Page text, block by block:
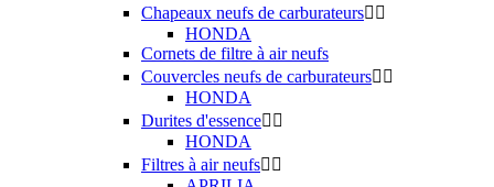
Chapeaux neufs de carburateurs 
HONDA
Cornets de filtre à air neufs
Couvercles neufs de carburateurs 
HONDA
Durites d'essence 
HONDA
Filtres à air neufs 